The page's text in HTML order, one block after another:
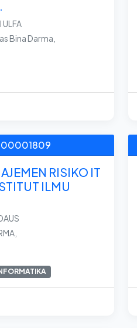
ULFA
Bina Darma,
RISIKO IT
ILMU